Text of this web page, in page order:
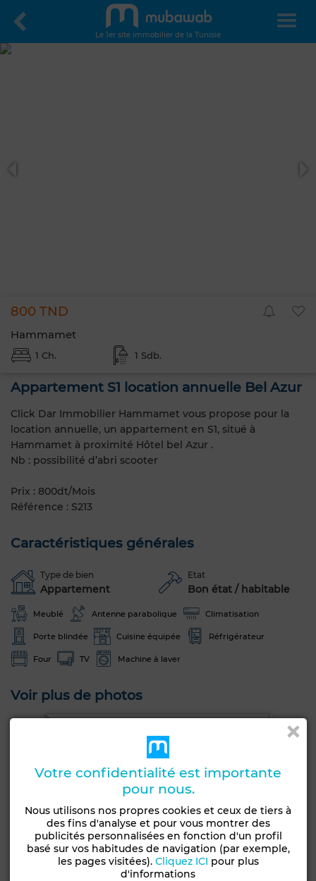
Le 1er site immobilier de la Tunisie
800 TND
Hammamet
1 Ch. 1 Sdb.
Appartement S1 location annuelle Bel Azur
Click Dar Immobilier Hammamet vous propose pour la
location annuelle, un appartement en S1, situé à
Hammamet à proximité Hôtel bel Azur .
Nb : possibilité d’abri scooter
Prix : 800dt/Mois
Référence : S213
Caractéristiques générales
Type de bien
Appartement
Etat
Bon état / habitable
Meublé Antenne parabolique Climatisation
Porte blindée Cuisine équipée Réfrigérateur
Four TV Machine à laver
Voir plus de photos
Votre confidentialité est importante
pour nous.
Nous utilisons nos propres cookies et ceux de tiers à
des fins d'analyse et pour vous montrer des
publicités personnalisées en fonction d'un profil
basé sur vos habitudes de navigation (par exemple,
les pages visitées). Cliquez ICI pour plus
d'informations